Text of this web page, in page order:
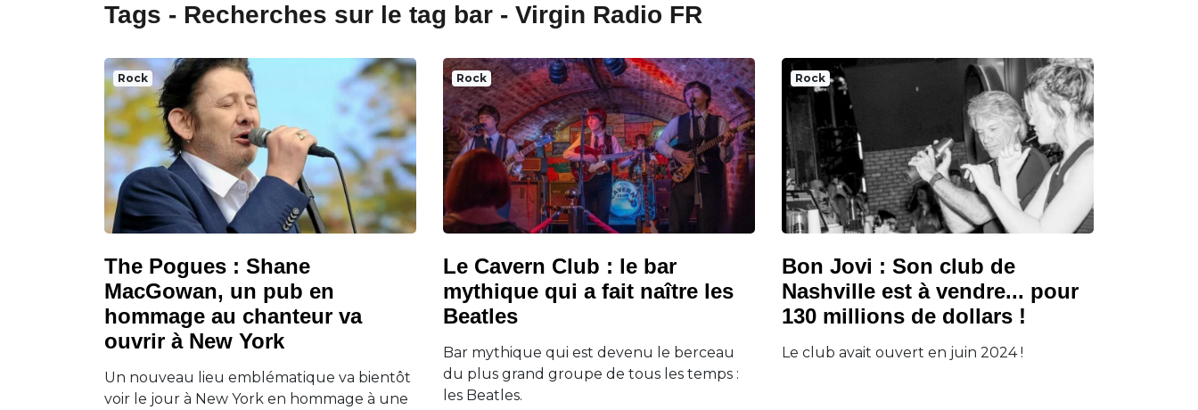
Tags - Recherches sur le tag bar - Virgin Radio FR
Rock
The Pogues : Shane
MacGowan, un pub en
hommage au chanteur va
ouvrir à New York
Un nouveau lieu emblématique va bientôt
voir le jour à New York en hommage à une
Rock
Le Cavern Club : le bar
mythique qui a fait naître les
Beatles
Bar mythique qui est devenu le berceau
du plus grand groupe de tous les temps :
les Beatles.
Rock
Bon Jovi : Son club de
Nashville est à vendre... pour
130 millions de dollars !
Le club avait ouvert en juin 2024 !